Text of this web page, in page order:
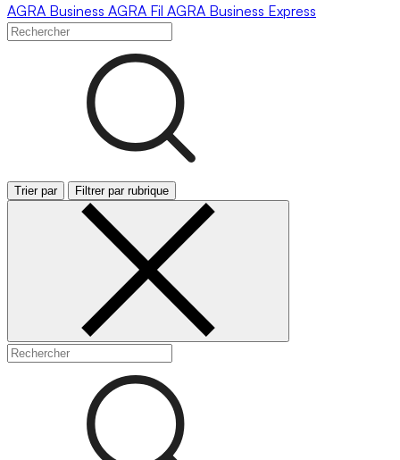
AGRA Business AGRA Fil AGRA Business Express
Trier par Filtrer par rubrique